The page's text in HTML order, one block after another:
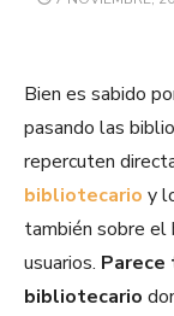
Bien es sabido
pasando las
repercuten
bibliotecario y
también sobre el
usuarios.
bibliotecario